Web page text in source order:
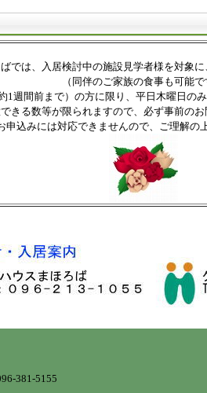
では、入居検討中の施設見学者様を対象
（同伴のご家族の食事も可能で
1週間前まで）の方に限り、平日木曜日の
きる数等が限られますので、必ず事前のお
申込みには対応できませんので、ご理解の
381-5155